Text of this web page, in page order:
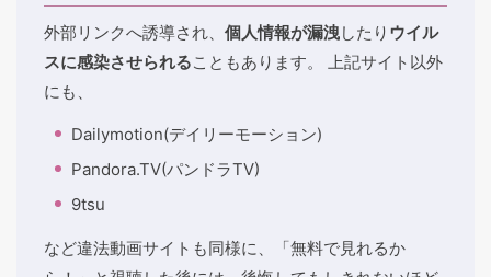
外部リンクへ誘導され、 個人情報が漏洩したり ウイル
スに感染させられることもあります。 上記サイト以外
にも、
Dailymotion(デイリーモーション)
Pandora.TV(パンドラTV)
9tsu
など違法動画サイトも同様に、「無料で見れるか